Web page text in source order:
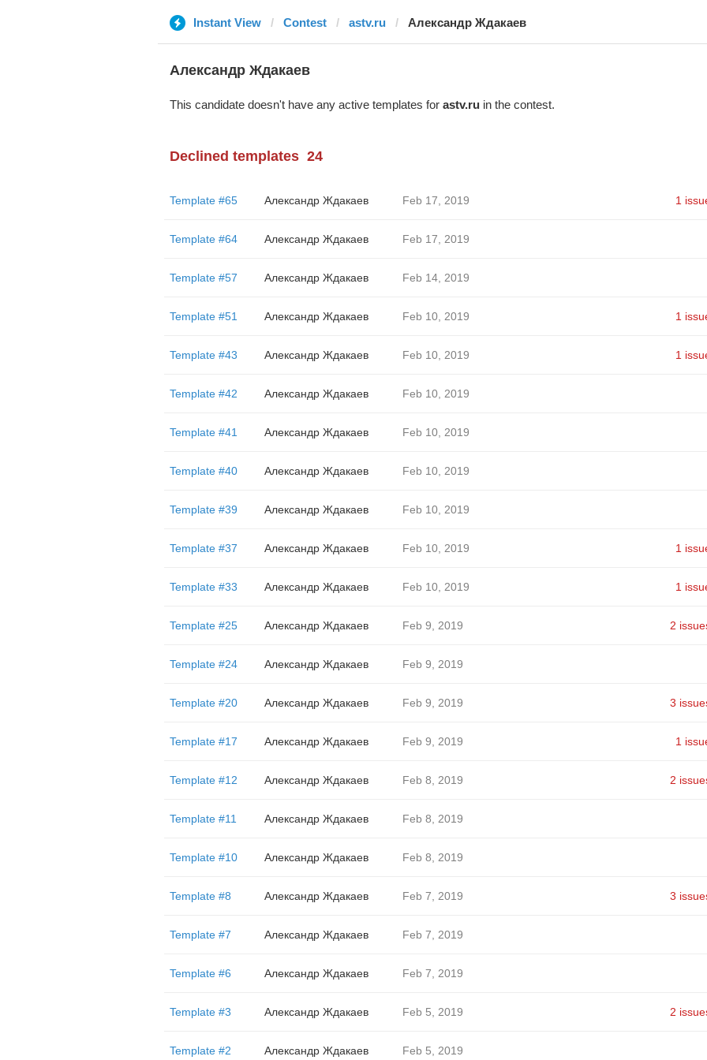
Instant View Contest astv.ru Александр Ждакаев
Александр Ждакаев
This candidate doesn't have any active templates for astv.ruin the contest.
Declined templates 24
Template #65 Александр Ждакаев Feb 17, 2019 1
Template #64 Александр Ждакаев Feb 17, 2019
Template #57 Александр Ждакаев Feb 14, 2019
Template #51 Александр Ждакаев Feb 10, 2019 1
Template #43 Александр Ждакаев Feb 10, 2019 1
Template #42 Александр Ждакаев Feb 10, 2019
Template #41 Александр Ждакаев Feb 10, 2019
Template #40 Александр Ждакаев Feb 10, 2019
Template #39 Александр Ждакаев Feb 10, 2019
Template #37 Александр Ждакаев Feb 10, 2019 1
Template #33 Александр Ждакаев Feb 10, 2019 1
Template #25 Александр Ждакаев Feb 9, 2019 2
Template #24 Александр Ждакаев Feb 9, 2019
Template #20 Александр Ждакаев Feb 9, 2019 3
Template #17 Александр Ждакаев Feb 9, 2019 1
Template #12 Александр Ждакаев Feb 8, 2019 2
Template #11 Александр Ждакаев Feb 8, 2019
Template #10 Александр Ждакаев Feb 8, 2019
Template #8 Александр Ждакаев Feb 7, 2019 3
Template #7 Александр Ждакаев Feb 7, 2019
Template #6 Александр Ждакаев Feb 7, 2019
Template #3 Александр Ждакаев Feb 5, 2019 2
Template #2 Александр Ждакаев Feb 5, 2019